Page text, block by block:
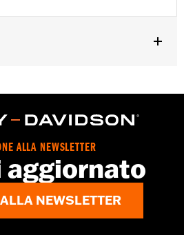
1 bomboletta spray
ALLA NEWSLETTER
aggiornato
NEWSLETTER